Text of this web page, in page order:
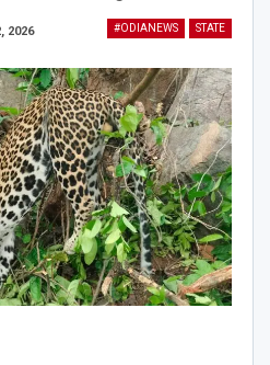
#ODIANEWS STATE
2026